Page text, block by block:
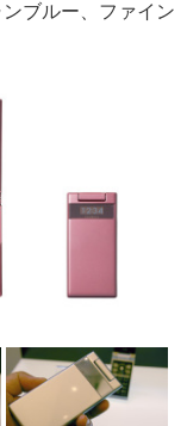
ブルー、ファイン